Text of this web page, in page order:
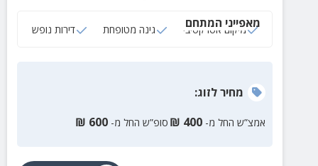
מאפייני המתחם
מיקום אטרקטיבי גינה מטופחת דירות נופש
מחירלזוג:
אמצ”ש החל מ- 400
₪ סופ”ש החל מ- 600
₪